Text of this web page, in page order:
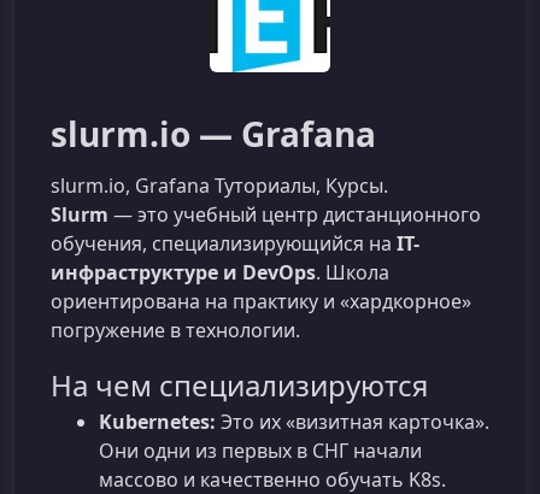
slurm.io — Grafana
slurm.io, Grafana Туториалы, Курсы.
Slurm — это учебный центр дистанционного
обучения, специализирующийся на IT-
инфраструктуре и DevOps. Школа
ориентирована на практику и «хардкорное»
погружение в технологии.
На чем специализируются
Kubernetes: Это их «визитная карточка».
Они одни из первых в СНГ начали
массово и качественно обучать K8s.